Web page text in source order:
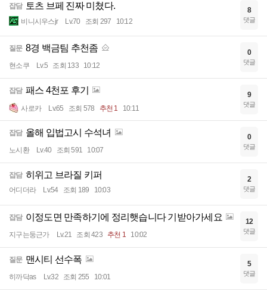
잡담 토츠 브페 진짜 미쳤다.
비니시우스jr Lv.70 조회 297 10:12
8
댓글
질문 8경 백금팀 추천좀
현소쿠 Lv.5 조회 133 10:12
0
댓글
잡담 패스 4천포 후기
사로카 Lv.65 조회 578 추천 1 10:11
9
댓글
잡담 올해 입법고시 수석녀
노시환 Lv.40 조회 591 10:07
0
댓글
잡담 히위고 브라질 키퍼
어디더라 Lv.54 조회 189 10:03
2
댓글
잡담 이정도면 만족하기에 정리햇습니다 기받아가세요
지구는둥근가 Lv.21 조회 423 추천 1 10:02
12
댓글
질문 맨시티 선수폭
히까닥as Lv.32 조회 255 10:01
5
댓글